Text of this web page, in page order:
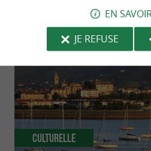
NOUS AVONS
Culturelle
EN
JE REFUSE